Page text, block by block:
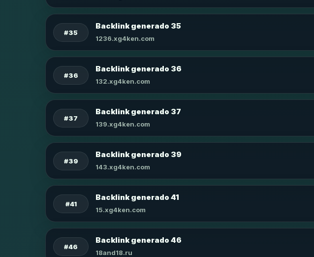
#35
Backlink generado 35
1236.xg4ken.com
#36
Backlink generado 36
132.xg4ken.com
#37
Backlink generado 37
139.xg4ken.com
#39
Backlink generado 39
143.xg4ken.com
#41
Backlink generado 41
15.xg4ken.com
#46
Backlink generado 46
18and18.ru